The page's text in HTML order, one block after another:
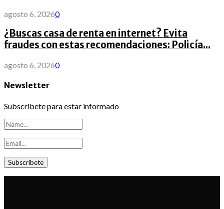
agosto 6, 20260
¿Buscas casa de renta en internet? Evita
fraudes con estas recomendaciones: Policía...
agosto 6, 20260
Newsletter
Subscribete para estar informado